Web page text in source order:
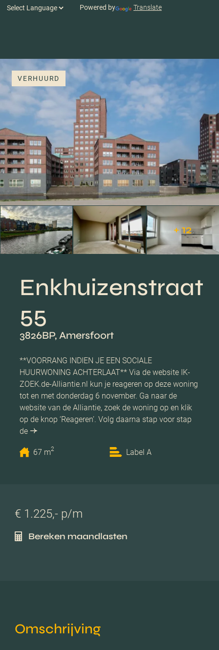
Powered by Translate
VERHUURD
+ 12
Enkhuizenstraat
55
3826BP, Amersfoort
**VOORRANG INDIEN JE EEN SOCIALE
HUURWONING ACHTERLAAT** Via de website IK-
ZOEK.de-Alliantie.nl kun je reageren op deze woning
tot en met donderdag 6 november. Ga naar de
website van de Alliantie, zoek de woning op en klik
op de knop ‘Reageren’. Volg daarna stap voor stap
de
67 m2 Label A
€ 1.225,- p/m
Bereken maandlasten
Omschrijving